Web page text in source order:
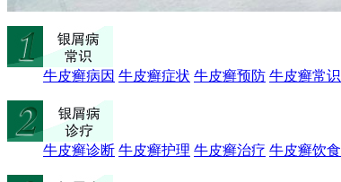
牛皮癣病因 牛皮癣症状 牛皮癣预防 牛皮癣常识
牛皮癣诊断 牛皮癣护理 牛皮癣治疗 牛皮癣饮食